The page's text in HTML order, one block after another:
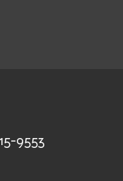
9553